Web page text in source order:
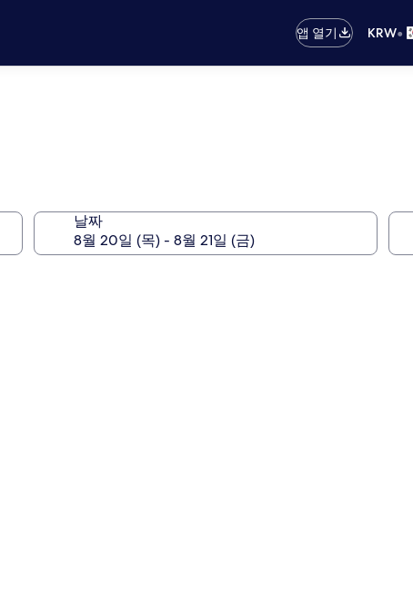
앱 열기 KRW•
날짜